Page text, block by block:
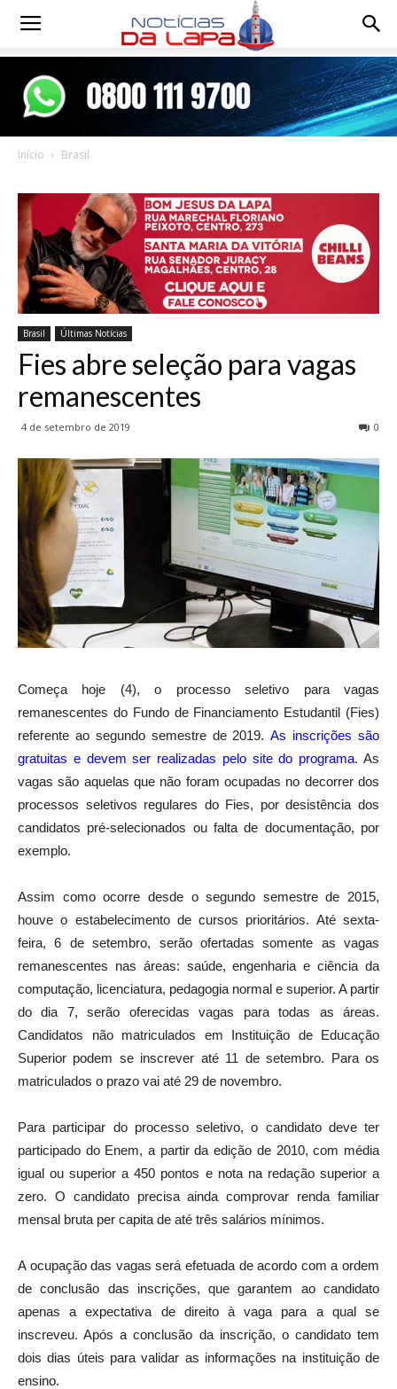
Notícias
Início Brasil
Brasil Últimas Notícias
Fies abre seleção para vagas
remanescentes
4 de setembro de 2019 0
Começa hoje (4), o processo seletivo para vagas
remanescentes do Fundo de Financiamento Estudantil (Fies)
referente ao segundo semestre de 2019.As inscrições são
gratuitas e devem ser realizadas pelo site do programa. As
vagas são aquelas que não foram ocupadas no decorrer dos
processos seletivos regulares do Fies, por desistência dos
candidatos pré-selecionados ou falta de documentação, por
exemplo.
Assim como ocorre desde o segundo semestre de 2015,
houve o estabelecimento de cursos prioritários. Até sexta-
feira, 6 de setembro, serão ofertadas somente as vagas
remanescentes nas áreas: saúde, engenharia e ciência da
computação, licenciatura, pedagogia normal e superior. A partir
do dia 7, serão oferecidas vagas para todas as áreas.
Candidatos não matriculados em Instituição de Educação
Superior podem se inscrever até 11 de setembro. Para os
matriculados o prazo vai até 29 de novembro.
Para participar do processo seletivo, o candidato deve ter
participado do Enem, a partir da edição de 2010, com média
igual ou superior a 450 pontos e nota na redação superior a
zero. O candidato precisa ainda comprovar renda familiar
mensal bruta per capita de até três salários mínimos.
A ocupação das vagas será efetuada de acordo com a ordem
de conclusão das inscrições, que garantem ao candidato
apenas a expectativa de direito à vaga para a qual se
inscreveu. Após a conclusão da inscrição, o candidato tem
dois dias úteis para validar as informações na instituição de
ensino.